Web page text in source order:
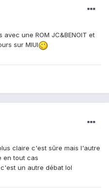
une ROM JC&BENOIT et
sur MIUI
claire c'est sûre mais l'autre
en tout cas
un autre débat lol